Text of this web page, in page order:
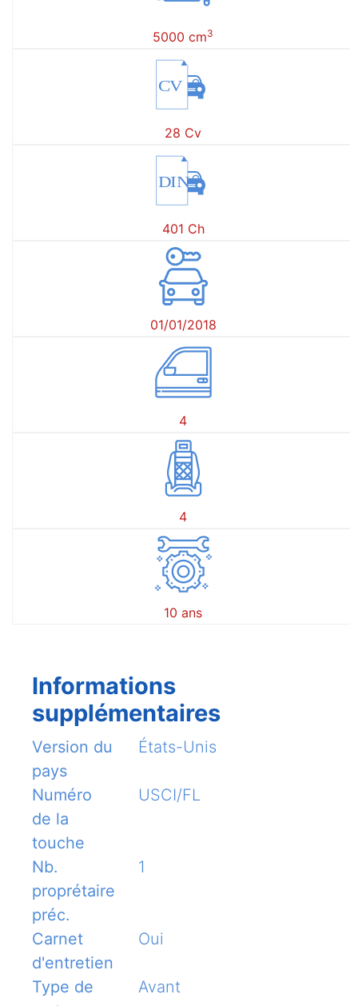
5000 cm3
CV
28 Cv
DIN
401 Ch
01/01/2018
4
4
10 ans
Informations
supplémentaires
Version du
pays
États-Unis
Numéro
de la
touche
USCI/FL
Nb.
proprétaire
préc.
1
Carnet
d'entretien
Oui
Type de
Avant